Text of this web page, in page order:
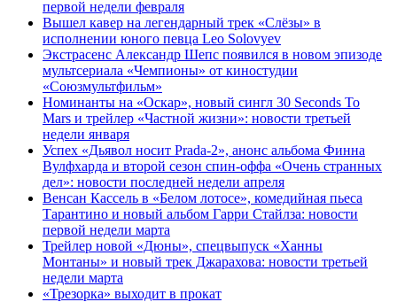
первой недели февраля
Вышел кавер на легендарный трек «Слёзы» в
исполнении юного певца Leo Solovyev
Экстрасенс Александр Шепс появился в новом эпизоде
мультсериала «Чемпионы» от киностудии
«Союзмультфильм»
Номинанты на «Оскар», новый сингл 30 Seconds To
Mars и трейлер «Частной жизни»: новости третьей
недели января
Успех «Дьявол носит Prada-2», анонс альбома Финна
Вулфхарда и второй сезон спин-оффа «Очень странных
дел»: новости последней недели апреля
Венсан Кассель в «Белом лотосе», комедийная пьеса
Тарантино и новый альбом Гарри Стайлза: новости
первой недели марта
Трейлер новой «Дюны», спецвыпуск «Ханны
Монтаны» и новый трек Джарахова: новости третьей
недели марта
«Трезорка» выходит в прокат